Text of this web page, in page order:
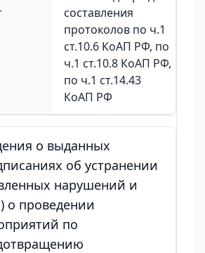
составления
протоколов по ч.1
ст.10.6 КоАП РФ, по
ч.1 ст.10.8 КоАП РФ,
по ч.1 ст.14.43
КоАП РФ
о выданных
об устранении
нарушений и
о проведении
по